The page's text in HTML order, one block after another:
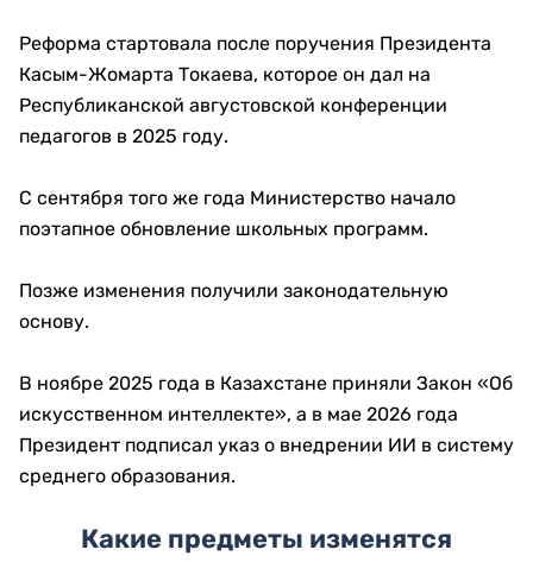
Реформа стартовала после поручения Президента
Касым-Жомарта Токаева, которое он дал на
Республиканской августовской конференции
педагогов в 2025 году.
С сентября того же года Министерство начало
поэтапное обновление школьных программ.
Позже изменения получили законодательную
основу.
В ноябре 2025 года в Казахстане приняли Закон «Об
искусственном интеллекте», а в мае 2026 года
Президент подписал указ о внедрении ИИ в систему
среднего образования.
Какие предметы изменятся